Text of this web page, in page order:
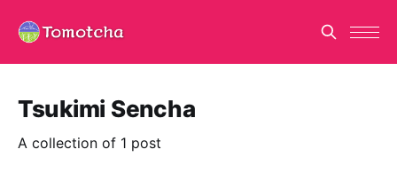
Tsukimi Sencha
A collection of 1 post